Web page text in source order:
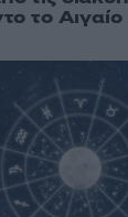
το Αιγαίο